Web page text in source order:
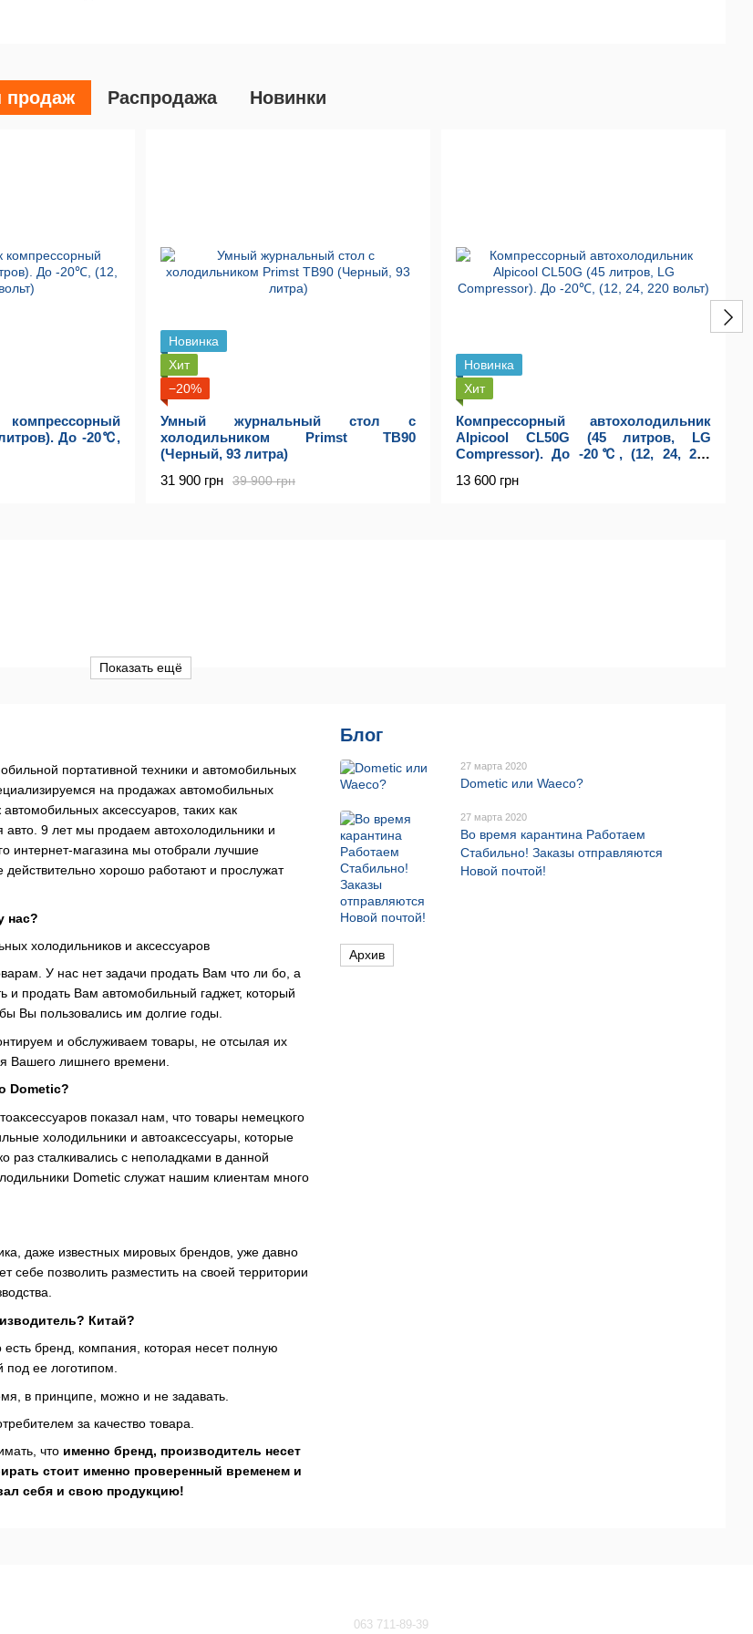
продаж Распродажа Новинки
До -20℃,
Новинка
Хит
−20%
Умный журнальный стол с
холодильником Primst TB90
(Черный, 93 литра)
39 900 грн
31 900 грн
Новинка
Хит
Компрессорный автохолодильник
Alpicool CL50G (45 литров, LG
Compressor). До -20℃, (12, 24, 220
13 600 грн
Показать ещё
портативной техники и автомобильных
на продажах автомобильных
аксессуаров, таких как
9 лет мы продаем автохолодильники и
интернет-магазина мы отобрали лучшие
хорошо работают и прослужат
нас?
холодильников и аксессуаров
У нас нет задачи продать Вам что ли бо, а
продать Вам автомобильный гаджет, который
Вы пользовались им долгие годы.
и обслуживаем товары, не отсылая их
Вашего лишнего времени.
Dometic?
показал нам, что товары немецкого
холодильники и автоаксессуары, которые
раз сталкивались с неполадками в данной
Dometic служат нашим клиентам много
даже известных мировых брендов, уже давно
себе позволить разместить на своей территории
Китай?
есть бренд, компания, которая несет полную
под ее логотипом.
в принципе, можно и не задавать.
за качество товара.
что именно бренд, производитель несет
стоит именно проверенный временем и
себя и свою продукцию!
Блог
27 марта 2020
Dometic или Waeco?
27 марта 2020
Во время карантина Работаем
Стабильно! Заказы отправляются
Новой почтой!
Архив
063 711-89-39